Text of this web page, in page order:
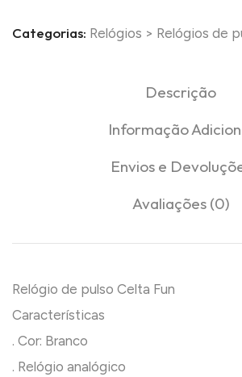
Categorias: Relógios > Relógios de
Descrição
Informação
Envios e
Avaliações (0)
Relógio de pulso Celta Fun
Características
. Cor: Branco
. Relógio analógico